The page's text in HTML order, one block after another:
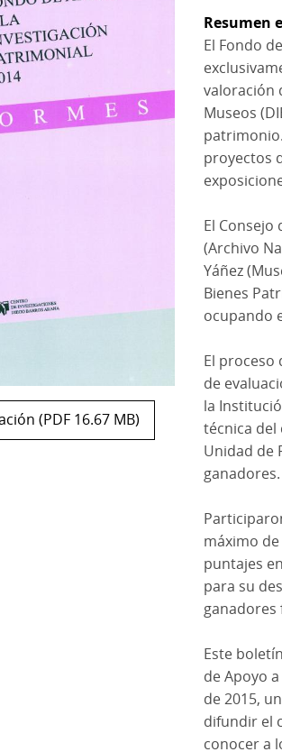
(PDF 16.67 MB)
Resumen
El Fondo
valoración
Museos
proyectos
El
(Archivo
Yáñez
Bienes
ocupando
El proceso
de
la
técnica del
Unidad de
ganadores.
máximo
puntajes
para su
ganadores
Este
de Apoyo
de 2015,
difundir el
conocer a